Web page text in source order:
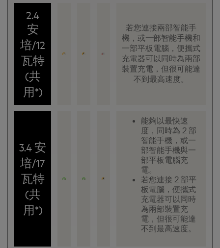
2.4
安
培/12
瓦特
(共
用*)
若您連接兩部智能手
機，或一部智能手機和
一部平板電腦，便攜式
充電器可以同時為兩部
裝置充電，但很可能達
不到最高速度。
3.4 安
培/17
瓦特
(共
用*)
能夠以最快速
度，同時為 2 部
智能手機，或一
部智能手機與一
部平板電腦充
電。
若您連接 2 部平
板電腦，便攜式
充電器可以同時
為兩部裝置充
電，但很可能達
不到最高速度。